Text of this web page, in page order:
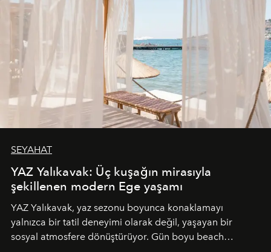
SEYAHAT
YAZ Yalıkavak: Üç kuşağın mirasıyla
şekillenen modern Ege yaşamı
YAZ Yalıkavak, yaz sezonu boyunca konaklamayı
yalnızca bir tatil deneyimi olarak değil, yaşayan bir
sosyal atmosfere dönüştürüyor. Gün boyu beach